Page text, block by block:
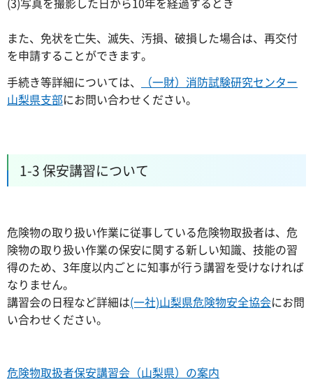
また、免状を亡失、滅失、汚損、破損した場合は、再交付
を申請することができます。
手続き等詳細については、
（一財）消防試験研究センター
山梨県支部にお問い合わせください。
1-3 保安講習について
危険物の取り扱い作業に従事している危険物取扱者は、危
険物の取り扱い作業の保安に関する新しい知識、技能の習
得のため、3年度以内ごとに知事が行う講習を受けなければ
なりません。
講習会の日程など詳細は(一社)山梨県危険物安全協会にお問
い合わせください。
危険物取扱者保安講習会（山梨県）の案内